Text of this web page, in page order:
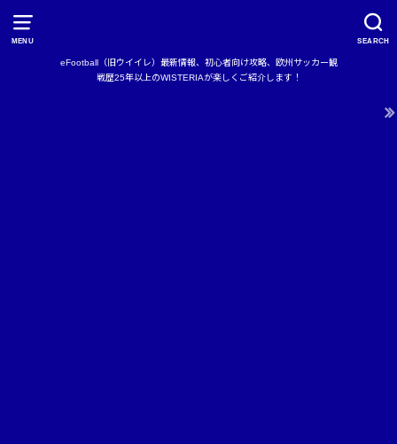
MENU SEARCH
eFootball（旧ウイイレ）最新情報、初心者向け攻略、欧州サッカー観
戦歴25年以上のWISTERIAが楽しくご紹介します！